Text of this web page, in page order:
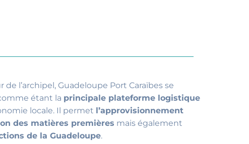
l’archipel, Guadeloupe Port Caraïbes se
étant la principale plateforme logistique
locale. Il permet l’approvisionnement
des matières premières mais également
de la Guadeloupe.